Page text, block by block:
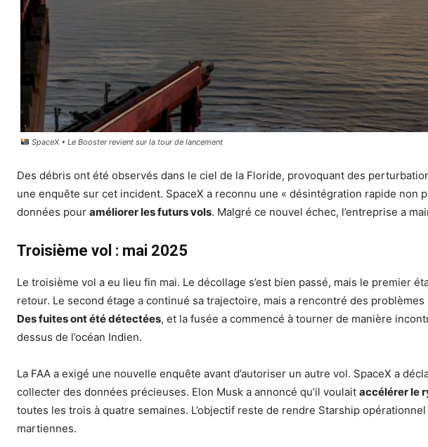
SpaceX • Le Booster revient sur la tour de lancement
Des débris ont été observés dans le ciel de la Floride, provoquant des
une enquête sur cet incident. SpaceX a reconnu une « désintégration rapide non
données pour améliorer les futurs vols. Malgré ce nouvel échec, l’entreprise a
Troisième vol : mai 2025
Le troisième vol a eu lieu fin mai. Le décollage s’est bien passé, mais le premier
retour. Le second étage a continué sa trajectoire, mais a rencontré des
Des fuites ont été détectées, et la fusée a commencé à tourner de manière
dessus de l’océan Indien.
La FAA a exigé une nouvelle enquête avant d’autoriser un autre vol. SpaceX a
collecter des données précieuses. Elon Musk a annoncé qu’il voulait accélérer le
toutes les trois à quatre semaines. L’objectif reste de rendre Starship
martiennes.